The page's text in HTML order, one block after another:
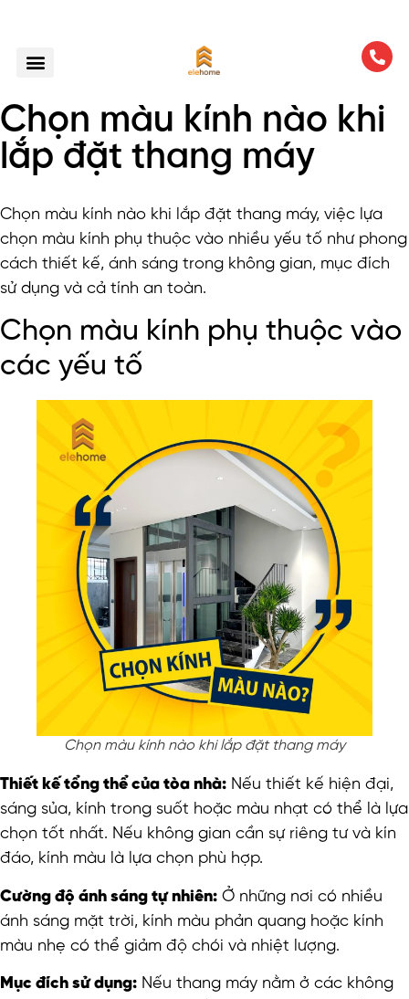
Chọn màu kính nào khi
lắp đặt thang máy
Chọn màu kính nào khi lắp đặt thang máy, việc lựa
chọn màu kính phụ thuộc vào nhiều yếu tố như phong
cách thiết kế, ánh sáng trong không gian, mục đích
sử dụng và cả tính an toàn.
Chọn màu kính phụ thuộc vào
các yếu tố
Chọn màu kính nào khi lắp đặt thang máy
Thiết kế tổng thể của tòa nhà: Nếu thiết kế hiện đại,
sáng sủa, kính trong suốt hoặc màu nhạt có thể là lựa
chọn tốt nhất. Nếu không gian cần sự riêng tư và kín
đáo, kính màu là lựa chọn phù hợp.
Cường độ ánh sáng tự nhiên: Ở những nơi có nhiều
ánh sáng mặt trời, kính màu phản quang hoặc kính
màu nhẹ có thể giảm độ chói và nhiệt lượng.
Mục đích sử dụng: Nếu thang máy nằm ở các không